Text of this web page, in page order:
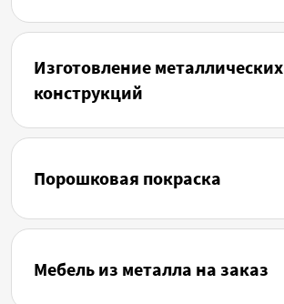
Изготовление металлических
конструкций
Порошковая покраска
Мебель из металла на заказ